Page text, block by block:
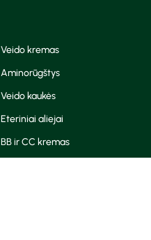
Veido kremas
Aminorūgštys
Veido kaukės
Eteriniai aliejai
BB ir CC kremas